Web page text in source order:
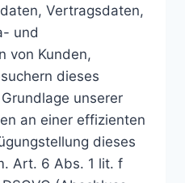
Vertragsdaten,
und
von Kunden,
dieses
unserer
an einer effizienten
dieses
Art. 6 Abs. 1 lit. f